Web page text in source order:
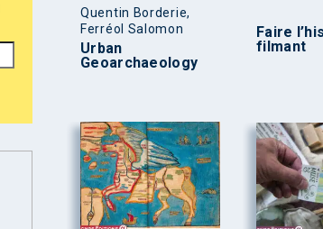
Quentin Borderie,
Ferréol Salomon
Urban
Geoarchaeology
Faire
filmant